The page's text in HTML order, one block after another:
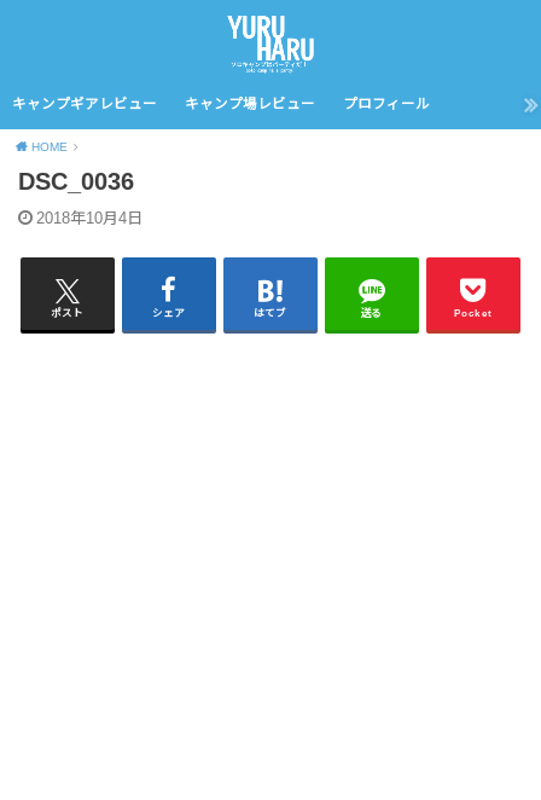
キャンプギアレビュー キャンプ場レビュー プロフィール
HOME
DSC_0036
2018年10月4日
ポスト シェア はてブ 送る Pocket